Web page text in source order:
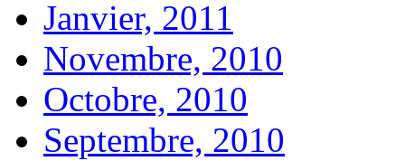
Janvier, 2011
Novembre, 2010
Octobre, 2010
Septembre, 2010